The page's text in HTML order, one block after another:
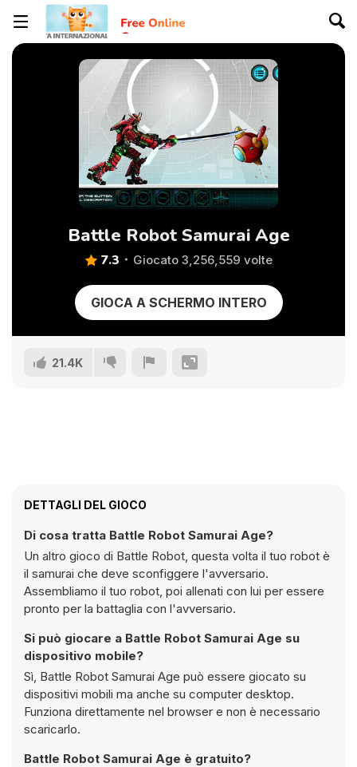
Battle Robot Samurai Age
7.3 Giocato 3,256,559 volte
GIOCA A SCHERMO INTERO
21.4K
DETTAGLI DEL GIOCO
Di cosa tratta Battle Robot Samurai Age?
Un altro gioco di Battle Robot, questa volta il tuo robot è
il samurai che deve sconfiggere l'avversario.
Assembliamo il tuo robot, poi allenati con lui per essere
pronto per la battaglia con l'avversario.
Si può giocare a Battle Robot Samurai Age su
dispositivo mobile?
Sì, Battle Robot Samurai Age può essere giocato su
dispositivi mobili ma anche su computer desktop.
Funziona direttamente nel browser e non è necessario
scaricarlo.
Battle Robot Samurai Age è gratuito?